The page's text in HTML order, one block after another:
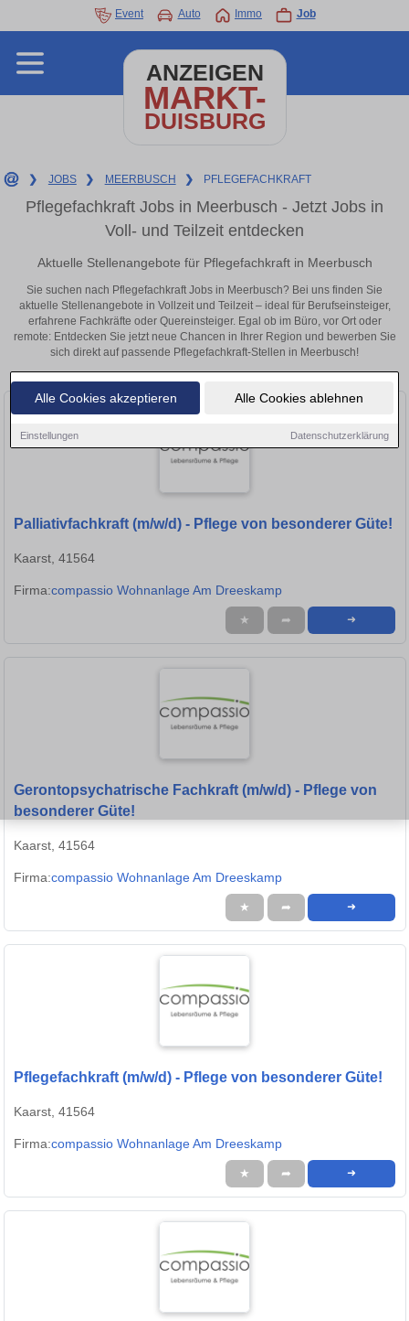
Alle Cookies akzeptieren Alle Cookies ablehnen
Einstellungen Datenschutzerklärung
Event Auto Immo Job
ANZEIGEN
MARKT-
DUISBURG
❯ JOBS ❯ MEERBUSCH ❯ PFLEGEFACHKRAFT
Pflegefachkraft Jobs in Meerbusch - Jetzt Jobs in
Voll- und Teilzeit entdecken
Aktuelle Stellenangebote für Pflegefachkraft in Meerbusch
Sie suchen nach Pflegefachkraft Jobs in Meerbusch? Bei uns finden Sie
aktuelle Stellenangebote in Vollzeit und Teilzeit – ideal für Berufseinsteiger,
erfahrene Fachkräfte oder Quereinsteiger. Egal ob im Büro, vor Ort oder
remote: Entdecken Sie jetzt neue Chancen in Ihrer Region und bewerben Sie
sich direkt auf passende Pflegefachkraft-Stellen in Meerbusch!
Palliativfachkraft (m/w/d) - Pflege von besonderer Güte!
Kaarst, 41564
Firma:compassio Wohnanlage Am Dreeskamp
★ ➦ ➜
Gerontopsychatrische Fachkraft (m/w/d) - Pflege von
besonderer Güte!
Kaarst, 41564
Firma:compassio Wohnanlage Am Dreeskamp
★ ➦ ➜
Pflegefachkraft (m/w/d) - Pflege von besonderer Güte!
Kaarst, 41564
Firma:compassio Wohnanlage Am Dreeskamp
★ ➦ ➜